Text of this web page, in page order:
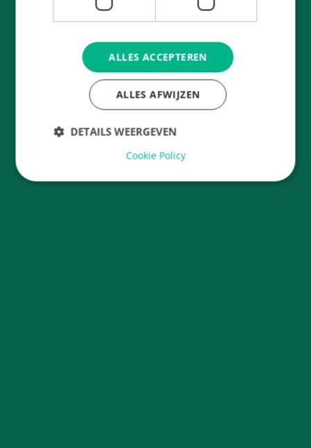
ALLES ACCEPTEREN
ALLES AFWIJZEN
DETAILS WEERGEVEN
Cookie Policy